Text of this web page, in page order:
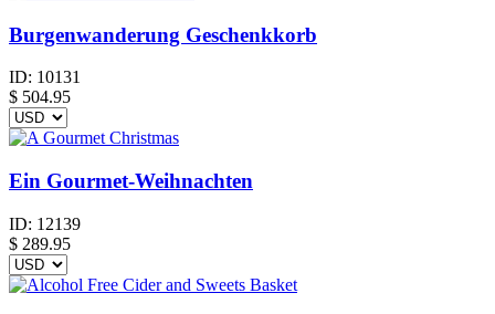
Burgenwanderung Geschenkkorb
ID: 10131
$ 504.95
Ein Gourmet-Weihnachten
ID: 12139
$ 289.95